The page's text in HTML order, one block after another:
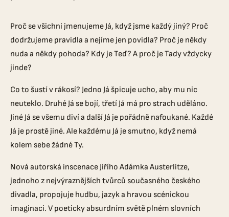
Proč se všichni jmenujeme Já, když jsme každý jiný? Proč
dodržujeme pravidla a nejíme jen povidla? Proč je někdy
nuda a někdy pohoda? Kdy je Teď? A proč je Tady vždycky
jinde?
Co to šustí v rákosí? Jedno Já špicuje ucho, aby mu nic
neuteklo. Druhé Já se bojí, třetí Já má pro strach uděláno.
Jiné Já se všemu diví a další Já je pořádně nafoukané. Každé
Já je prostě jiné. Ale každému Já je smutno, když nemá
kolem sebe žádné Ty.
Nová autorská inscenace Jiřího Adámka Austerlitze,
jednoho z nejvýraznějších tvůrců současného českého
divadla, propojuje hudbu, jazyk a hravou scénickou
imaginaci. V poeticky absurdním světě plném slovních